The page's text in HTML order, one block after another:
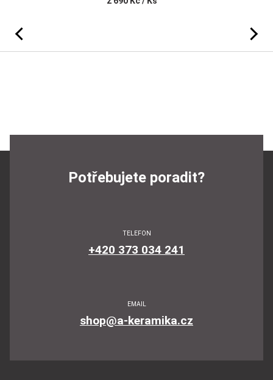
Předchozí
Potřebujete poradit?
TELEFON
+420 373 034 241
EMAIL
shop@a-keramika.cz